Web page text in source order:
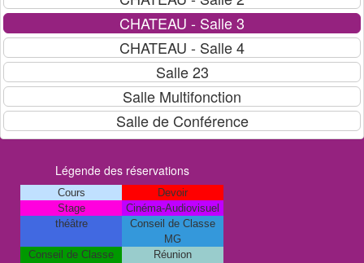
Légende des réservations
Cours
Devoir
Stage
Cinéma-Audiovisuel
théâtre
Conseil de Classe
MG
Conseil de Classe
Réunion